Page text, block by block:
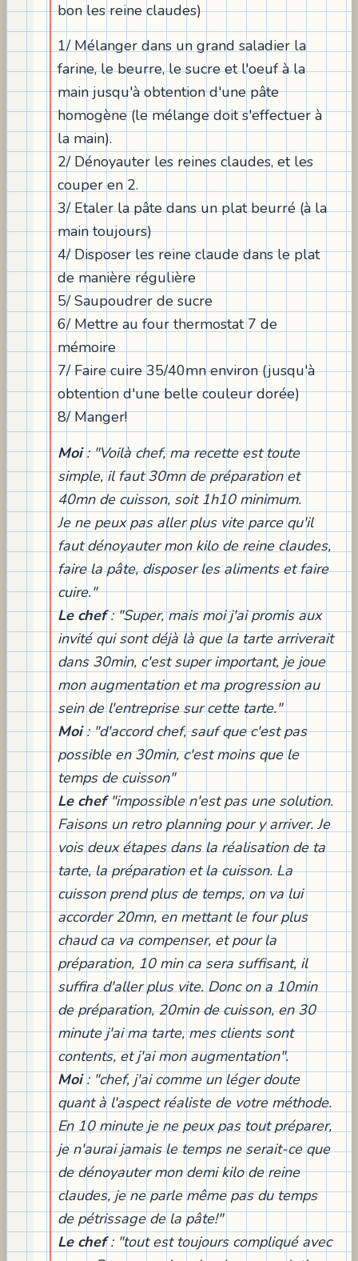
bon les reine claudes)
1/ Mélanger dans un grand saladier la
farine, le beurre, le sucre et l'oeuf à la
main jusqu'à obtention d'une pâte
homogène (le mélange doit s'effectuer à
la main).
2/ Dénoyauter les reines claudes, et les
couper en 2.
3/ Etaler la pâte dans un plat beurré (à la
main toujours)
4/ Disposer les reine claude dans le plat
de manière régulière
5/ Saupoudrer de sucre
6/ Mettre au four thermostat 7 de
mémoire
7/ Faire cuire 35/40mn environ (jusqu'à
obtention d'une belle couleur dorée)
8/ Manger!
Moi: "Voilà chef, ma recette est toute
simple, il faut 30mn de préparation et
40mn de cuisson, soit 1h10 minimum.
Je ne peux pas aller plus vite parce qu'il
faut dénoyauter mon kilo de reine claudes,
faire la pâte, disposer les aliments et faire
cuire."
Le chef: "Super, mais moi j'ai promis aux
invité qui sont déjà là que la tarte arriverait
dans 30min, c'est super important, je joue
mon augmentation et ma progression au
sein de l'entreprise sur cette tarte."
Moi: "d'accord chef, sauf que c'est pas
possible en 30min, c'est moins que le
temps de cuisson"
Le chef"impossible n'est pas une solution.
Faisons un retro planning pour y arriver. Je
vois deux étapes dans la réalisation de ta
tarte, la préparation et la cuisson. La
cuisson prend plus de temps, on va lui
accorder 20mn, en mettant le four plus
chaud ca va compenser, et pour la
préparation, 10 min ca sera suffisant, il
suffira d'aller plus vite. Donc on a 10min
de préparation, 20min de cuisson, en 30
minute j'ai ma tarte, mes clients sont
contents, et j'ai mon augmentation".
Moi: "chef, j'ai comme un léger doute
quant à l'aspect réaliste de votre méthode.
En 10 minute je ne peux pas tout préparer,
je n'aurai jamais le temps ne serait-ce que
de dénoyauter mon demi kilo de reine
claudes, je ne parle même pas du temps
de pétrissage de la pâte!"
Le chef: "tout est toujours compliqué avec